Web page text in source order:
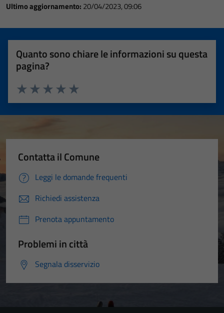
Ultimo aggiornamento: 20/04/2023, 09:06
Quanto sono chiare le informazioni su questa
pagina?
Valuta 5 stelle su 5
Valuta 4 stelle su 5
Valuta 3 stelle su 5
Valuta 2 stelle su 5
Valuta 1 stelle su 5
Contatta il Comune
Leggi le domande frequenti
Richiedi assistenza
Prenota appuntamento
Problemi in città
Segnala disservizio